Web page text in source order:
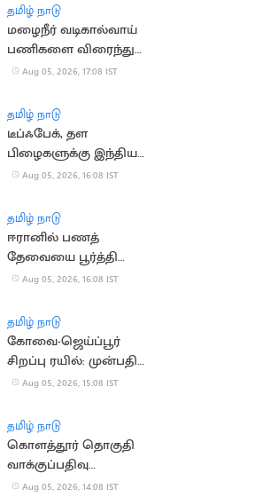
தமிழ் நாடு
மழைநீர் வடிகால்வாய்
பணிகளை விரைந்து
முடிக்க உத்தரவு
Aug 05, 2026, 17:08 IST
தமிழ் நாடு
டீப்ஃபேக், தள
பிழைகளுக்கு இந்திய
அரசிடம் மன்னிப்பு
Aug 05, 2026, 16:08 IST
தமிழ் நாடு
ஈரானில் பணத்
தேவையை பூர்த்தி
செய்ய திண்டாடும்
Aug 05, 2026, 16:08 IST
தமிழ் நாடு
கோவை-ஜெய்ப்பூர்
சிறப்பு ரயில்: முன்பதிவு
நாளை தொடக்கம்
Aug 05, 2026, 15:08 IST
தமிழ் நாடு
கொளத்தூர் தொகுதி
வாக்குப்பதிவு
இயந்திரங்கள்
Aug 05, 2026, 14:08 IST